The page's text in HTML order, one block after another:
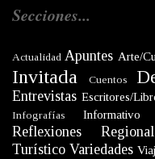
Secciones...
Actualidad Apuntes Arte/
Invitada
Cuentos
Entrevistas Escritores/
Infografías Informativo
Reflexiones
Turístico Variedades